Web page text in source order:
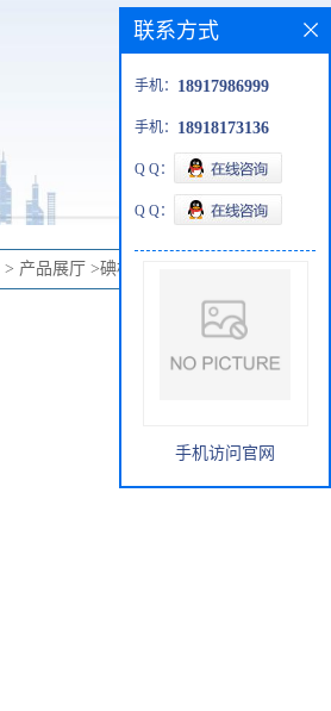
> 产品展厅 >碘标准溶液500mL
联系方式
手机： 18917986999
手机： 18918173136
Q Q：
Q Q：
手机访问官网